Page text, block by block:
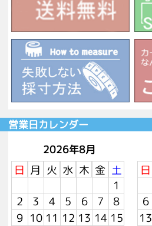
営業日カレンダー
2026年8月
日 月 火 水 木 金 土
1
2
3 4 5 6 7
8
9 10 11 12 13 14 15
日
6
13